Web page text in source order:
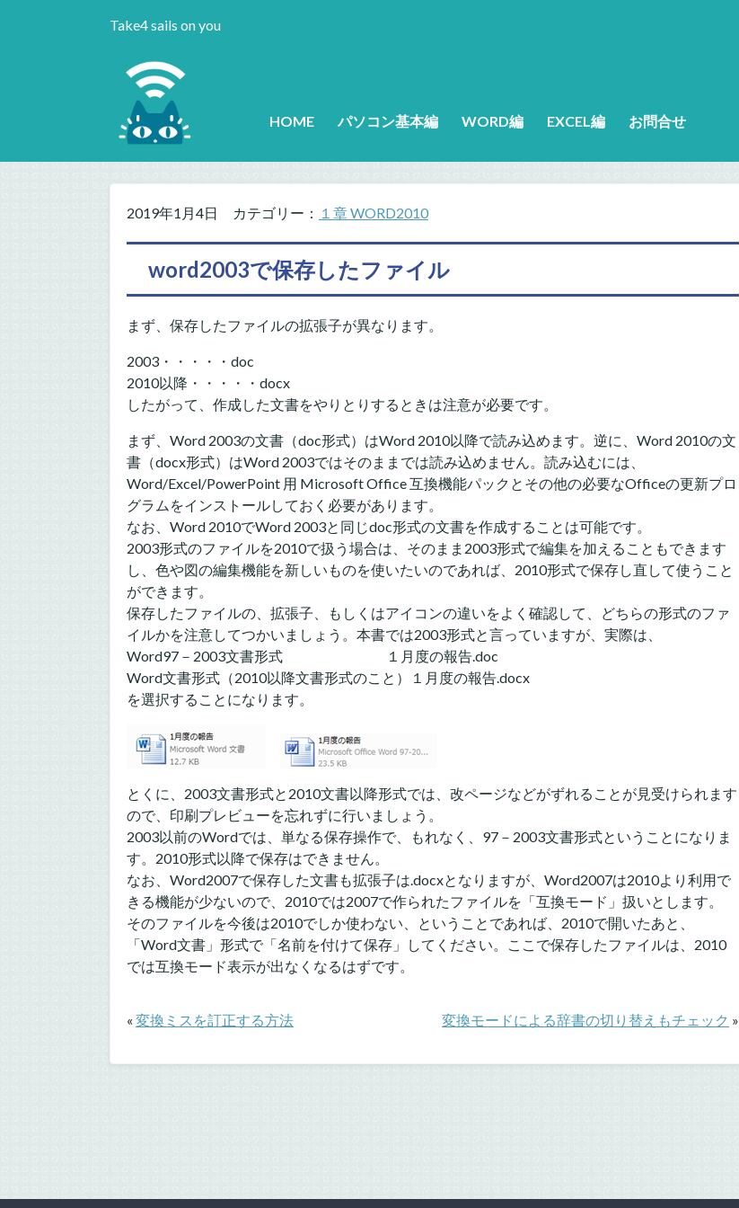
Take4 sails on you
HOME パソコン基本編 WORD編 EXCEL編 お問合せ
2019年1月4日 カテゴリー： １章 WORD2010
word2003で保存したファイル
まず、保存したファイルの拡張子が異なります。
2003・・・・・doc
2010以降・・・・・docx
したがって、作成した文書をやりとりするときは注意が必要です。
まず、Word 2003の文書（doc形式）はWord 2010以降で読み込めます。逆に、Word 2010の文
書（docx形式）はWord 2003ではそのままでは読み込めません。読み込むには、
Word/Excel/PowerPoint 用 Microsoft Office 互換機能パックとその他の必要なOfficeの更新プロ
グラムをインストールしておく必要があります。
なお、Word 2010でWord 2003と同じdoc形式の文書を作成することは可能です。
2003形式のファイルを2010で扱う場合は、そのまま2003形式で編集を加えることもできます
し、色や図の編集機能を新しいものを使いたいのであれば、2010形式で保存し直して使うこと
ができます。
保存したファイルの、拡張子、もしくはアイコンの違いをよく確認して、どちらの形式のファ
イルかを注意してつかいましょう。本書では2003形式と言っていますが、実際は、
Word97－2003文書形式 １月度の報告.doc
Word文書形式（2010以降文書形式のこと）１月度の報告.docx
を選択することになります。
とくに、2003文書形式と2010文書以降形式では、改ページなどがずれることが見受けられます
ので、印刷プレビューを忘れずに行いましょう。
2003以前のWordでは、単なる保存操作で、もれなく、97－2003文書形式ということになりま
す。2010形式以降で保存はできません。
なお、Word2007で保存した文書も拡張子は.docxとなりますが、Word2007は2010より利用で
きる機能が少ないので、2010では2007で作られたファイルを「互換モード」扱いとします。
そのファイルを今後は2010でしか使わない、ということであれば、2010で開いたあと、
「Word文書」形式で「名前を付けて保存」してください。ここで保存したファイルは、2010
では互換モード表示が出なくなるはずです。
« 変換ミスを訂正する方法 変換モードによる辞書の切り替えもチェック »